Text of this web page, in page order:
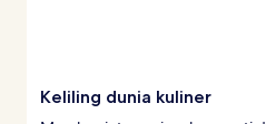
Keliling dunia kuliner